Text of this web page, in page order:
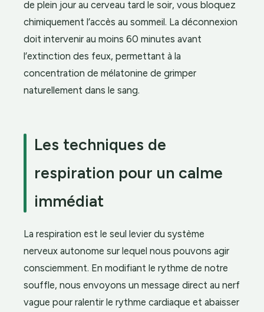
de plein jour au cerveau tard le soir, vous bloquez
chimiquement l’accès au sommeil. La déconnexion
doit intervenir au moins 60 minutes avant
l’extinction des feux, permettant à la
concentration de mélatonine de grimper
naturellement dans le sang.
Les techniques de
respiration pour un calme
immédiat
La respiration est le seul levier du système
nerveux autonome sur lequel nous pouvons agir
consciemment. En modifiant le rythme de notre
souffle, nous envoyons un message direct au nerf
vague pour ralentir le rythme cardiaque et abaisser